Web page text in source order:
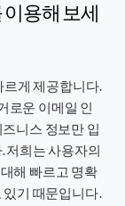
용해 보세
르게 제공합니다.
로운 이메일 인
니스 정보만 입
저희는 사용자의
해 빠르고 명확
있기 때문입니다.